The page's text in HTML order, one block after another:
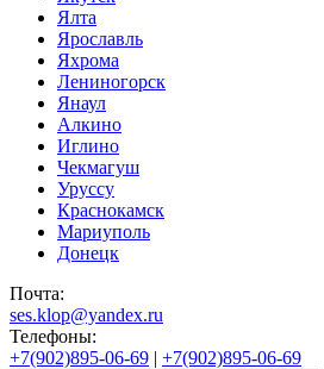
Ялта
Ярославль
Яхрома
Лениногорск
Янаул
Алкино
Иглино
Чекмагуш
Уруссу
Краснокамск
Мариуполь
Донецк
Почта:
ses.klop@yandex.ru
Телефоны:
+7(902)895-06-69 | +7(902)895-06-69